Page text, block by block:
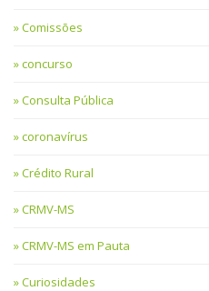
Comissões
concurso
Consulta Pública
coronavírus
Crédito Rural
CRMV-MS
CRMV-MS em Pauta
Curiosidades